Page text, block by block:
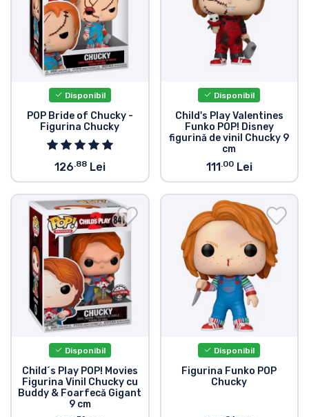
Disponibil
POP Bride of Chucky -
Figurina Chucky
126.88Lei
Disponibil
Child's Play Valentines
Funko POP! Disney
figurină de vinil Chucky 9
cm
111.00Lei
Disponibil
Child´s Play POP! Movies
Figurina Vinil Chucky cu
Buddy & Foarfecă Gigant
9 cm
Disponibil
Figurina Funko POP
Chucky
Tipuri de produse
Mărci